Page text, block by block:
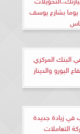
المرورية لمدة 30 يوما بشارع يوسف
البنك المركزي
اليورو والدينار
زيادة جديدة
التعاملات